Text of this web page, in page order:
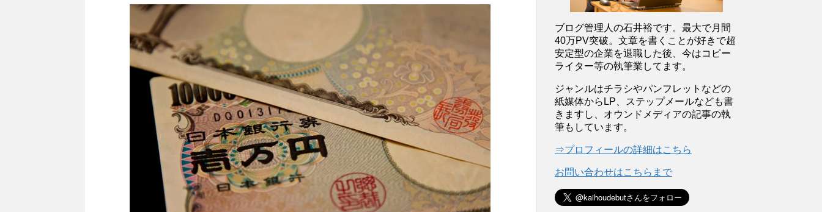
ブログ管理人の石井裕です。最大で月間
40万PV突破。文章を書くことが好きで超
安定型の企業を退職した後、今はコピー
ライター等の執筆業してます。
ジャンルはチラシやパンフレットなどの
紙媒体からLP、ステップメールなども書
きますし、オウンドメディアの記事の執
筆もしています。
⇒プロフィールの詳細はこちら
お問い合わせはこちらまで